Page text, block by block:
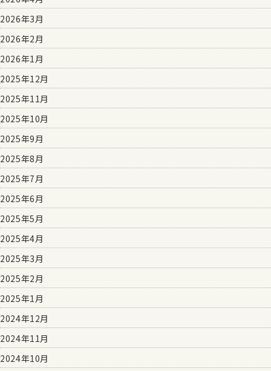
2026年3月
2026年2月
2026年1月
2025年12月
2025年11月
2025年10月
2025年9月
2025年8月
2025年7月
2025年6月
2025年5月
2025年4月
2025年3月
2025年2月
2025年1月
2024年12月
2024年11月
2024年10月